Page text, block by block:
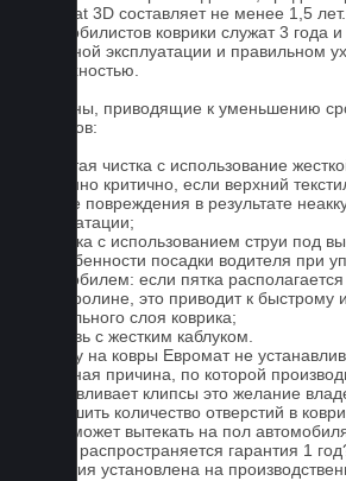
Euromat 3D составляет не менее 1,5
автомобилистов коврики служат 3 года
бережной эксплуатации и правильном
поверхностью.
Причины, приводящие к уменьшению
ковриков:
1. Частая чистка с использование
особенно критично, если верхний
мелкие повреждения в результате
эксплуатации;
2. Мойка с использованием струи под
3. Особенности посадки водителя при
автомобилем: если пятка
на ковролине, это приводит к быстрому
текстильного слоя коврика;
4. Обувь с жестким каблуком.
Почему на ковры Евромат не
Основная причина, по которой
устанавливает клипсы это желание
уменьшить количество отверстий в
влага может вытекать на пол
На что распространяется гарантия 1
Гарантия установлена на